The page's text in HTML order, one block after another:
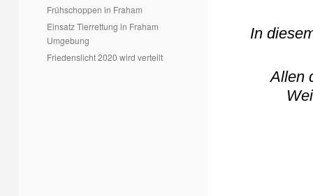
Frühschoppen in Fraham
Einsatz Tierrettung in Fraham
Umgebung
Friedenslicht 2020 wird verteilt
In
Allen